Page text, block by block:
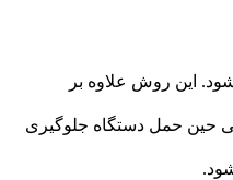
این روش علاوه بر
حین حمل دستگاه جلوگیری